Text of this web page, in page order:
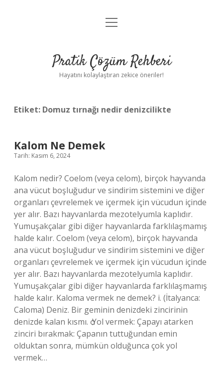
Anasayfa
Yasal Uyarı
menüyü
Pratik Çözüm Rehberi
Hayatını kolaylaştıran zekice öneriler!
Etiket: Domuz tırnağı nedir denizcilikte
Kalom Ne Demek
Tarih: Kasım 6, 2024
Kalom nedir? Coelom (veya celom), birçok hayvanda
ana vücut boşluğudur ve sindirim sistemini ve diğer
organları çevrelemek ve içermek için vücudun içinde
yer alır. Bazı hayvanlarda mezotelyumla kaplıdır.
Yumuşakçalar gibi diğer hayvanlarda farklılaşmamış
halde kalır. Coelom (veya celom), birçok hayvanda
ana vücut boşluğudur ve sindirim sistemini ve diğer
organları çevrelemek ve içermek için vücudun içinde
yer alır. Bazı hayvanlarda mezotelyumla kaplıdır.
Yumuşakçalar gibi diğer hayvanlarda farklılaşmamış
halde kalır. Kaloma vermek ne demek? i. (İtalyanca:
Caloma) Deniz. Bir geminin denizdeki zincirinin
denizde kalan kısmı. ѻ Yol vermek: Çapayı atarken
zinciri bırakmak: Çapanın tuttuğundan emin
olduktan sonra, mümkün olduğunca çok yol
vermek…